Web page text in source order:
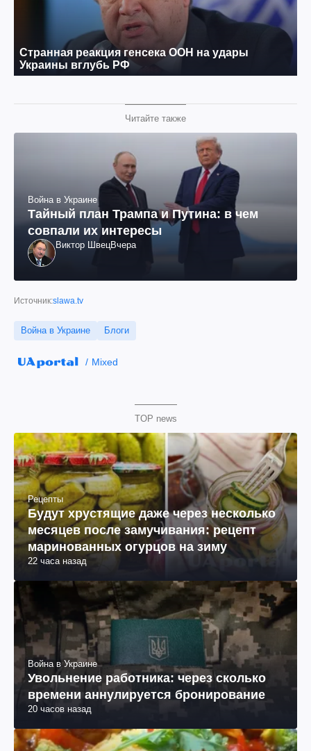
Читайте также
Война в Украине
Тайный план Трампа и Путина: в чем
совпали их интересы
Виктор ШвецВчера
Источник:slawa.tv
Война в Украине Блоги
Mixed
TOP news
Рецепты
Будут хрустящие даже через несколько
месяцев после замучивания: рецепт
маринованных огурцов на зиму
22 часа назад
Война в Украине
Увольнение работника: через сколько
времени аннулируется бронирование
20 часов назад